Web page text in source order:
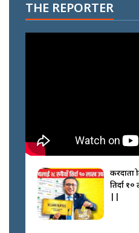
THE REPORTER
करदाता
तिर्दा